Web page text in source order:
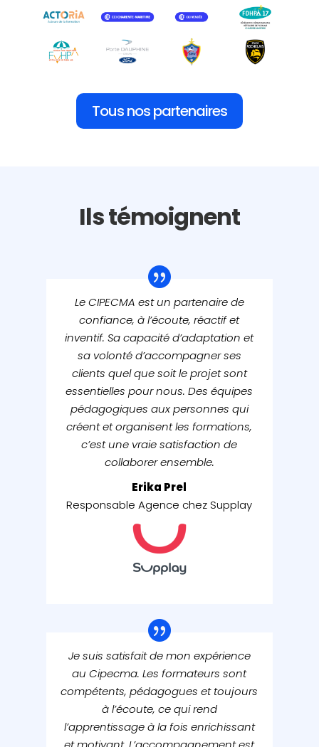
Tous nos partenaires
Ils témoignent
Le CIPECMA est un partenaire de
confiance, à l’écoute, réactif et
inventif. Sa capacité d’adaptation et
sa volonté d’accompagner ses
clients quel que soit le projet sont
essentielles pour nous. Des équipes
pédagogiques aux personnes qui
créent et organisent les formations,
c’est une vraie satisfaction de
collaborer ensemble.
Erika Prel
Responsable Agence chez Supplay
Je suis satisfait de mon expérience
au Cipecma. Les formateurs sont
compétents, pédagogues et toujours
à l’écoute, ce qui rend
l’apprentissage à la fois enrichissant